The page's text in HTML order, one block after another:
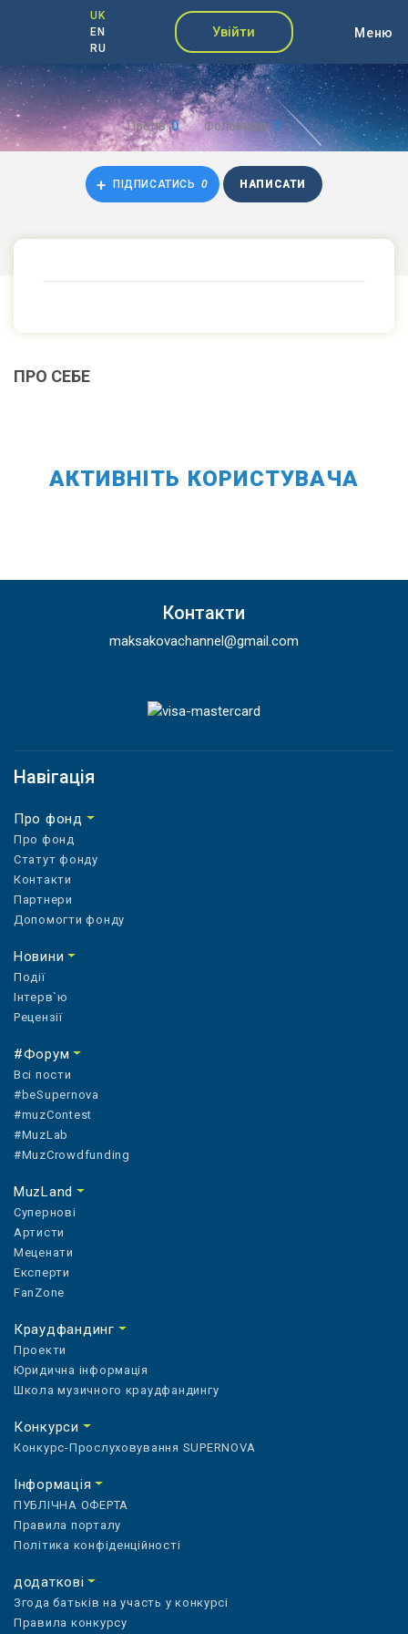
UK
EN
RU
Увійти Меню
Постів:0 Фоловерів:0
ПІДПИСАТИСЬ 0 НАПИСАТИ
ПРО СЕБЕ
АКТИВНІТЬ КОРИСТУВАЧА
Контакти
maksakovachannel@gmail.com
Навігація
Про фонд
Про фонд
Статут фонду
Контакти
Партнери
Допомогти фонду
Новини
Події
Інтерв`ю
Рецензії
#Форум
Всі пости
#beSupernova
#muzContest
#MuzLab
#MuzCrowdfunding
MuzLand
Супернові
Артисти
Меценати
Експерти
FanZone
Краудфандинг
Проекти
Юридична інформація
Школа музичного краудфандингу
Конкурси
Конкурс-Прослуховування SUPERNOVA
Інформація
ПУБЛІЧНА ОФЕРТА
Правила порталу
Політика конфіденційності
додаткові
Згода батьків на участь у конкурсі
Правила конкурсу